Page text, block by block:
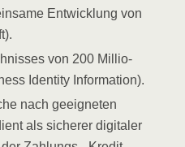
Ent­wick­lung von
von 200 Mil­lio­
Iden­ti­ty Information).
nach geeig­ne­ten
als siche­rer digi­ta­ler